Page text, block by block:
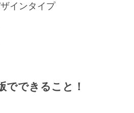
インタイプ
でできること！